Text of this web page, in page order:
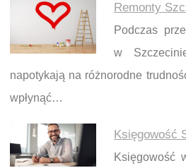
Remonty
Podczas
w
napotykają na różnorodne
wpłynąć…
Księgowość
Księgowość